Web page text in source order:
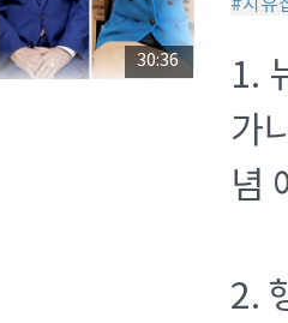
30:36
#치유
1.
가
념
2.